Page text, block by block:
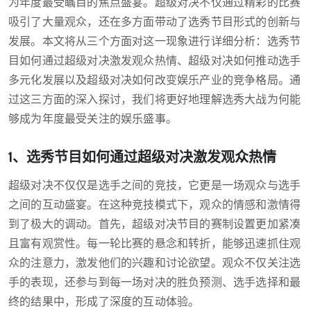
吸引了大量观众，还在多方面带动了选秀节目形式的创新与
发展。本文将从三个方面对这一现象进行详细分析：选秀节
目如何通过超级对决激发观众热情、超级对决如何推动选手
多元化发展以及超级对决如何改变娱乐产业的竞争格局。通
过这三方面的深入探讨，我们将更好地理解选秀大战为何能
够成为年度最受关注的娱乐盛事。
1、选秀节目如何通过超级对决激发观众热情
超级对决不仅仅是选手之间的竞技，它更是一场观众与选手
之间的互动盛宴。在这种竞技模式下，观众的情感和激情得
到了极大的调动。首先，超级对决节目的赛制设置更加紧凑
且富有观赏性。每一轮比赛的悬念和转折，能够迅速抓住观
众的注意力，激发他们的兴趣和讨论欲望。观众不仅关注选
手的表现，还参与到每一场对决的胜负预测、选手选择和最
终的结果中，形成了深度的互动体验。